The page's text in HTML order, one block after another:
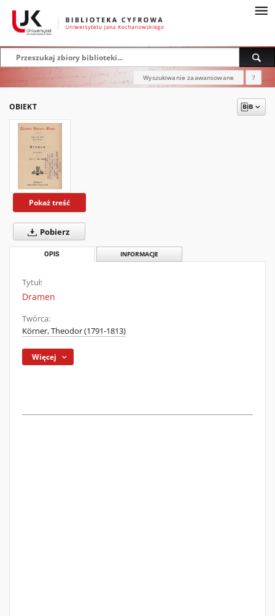
Wyszukiwanie zaawansowane ?
OBIEKT
Pokaż treść
Pobierz
OPIS INFORMACJE
Tytuł:
Dramen
Twórca:
Körner, Theodor (1791-1813)
Więcej